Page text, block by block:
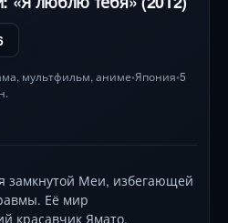
, мультфильм, аниме•Япония•5
замкнутой Меи, избегающей
Её мир
красавчик Ямато,